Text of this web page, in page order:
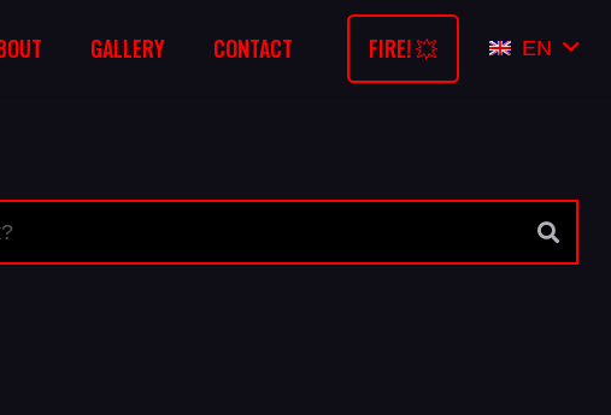
GALLERY CONTACT FIRE! 💥 EN